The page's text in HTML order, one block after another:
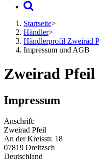
Startseite>
Händler>
Händlerprofil Zweirad
Impressum und AGB
Zweirad Pfeil
Impressum
Anschrift:
Zweirad Pfeil
An der Kreisstr. 18
07819 Dreitzsch
Deutschland